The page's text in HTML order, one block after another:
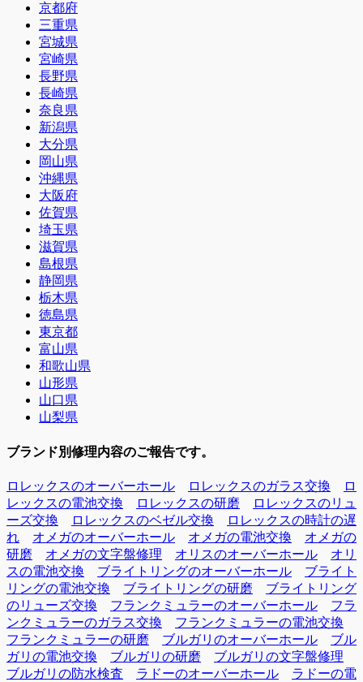
京都府
三重県
宮城県
宮崎県
長野県
長崎県
奈良県
新潟県
大分県
岡山県
沖縄県
大阪府
佐賀県
埼玉県
滋賀県
島根県
静岡県
栃木県
徳島県
東京都
富山県
和歌山県
山形県
山口県
山梨県
ブランド別修理内容のご報告です。
ロレックスのオーバーホール ロレックスのガラス交換
ロ
レックスの電池交換
ロレックスの研磨
ロレックスのリュ
ーズ交換
ロレックスのベゼル交換
ロレックスの時計の遅
れ
オメガのオーバーホール オメガの電池交換
オメガの
研磨
オメガの文字盤修理 オリスのオーバーホール
オリ
スの電池交換
ブライトリングのオーバーホール
ブライト
リングの電池交換
ブライトリングの研磨
ブライトリング
のリューズ交換
フランクミュラーのオーバーホール
フラ
ンクミュラーのガラス交換
フランクミュラーの電池交換
フランクミュラーの研磨
ブルガリのオーバーホール
ブル
ガリの電池交換
ブルガリの研磨
ブルガリの文字盤修理
ブルガリの防水検査
ラドーのオーバーホール
ラドーの電